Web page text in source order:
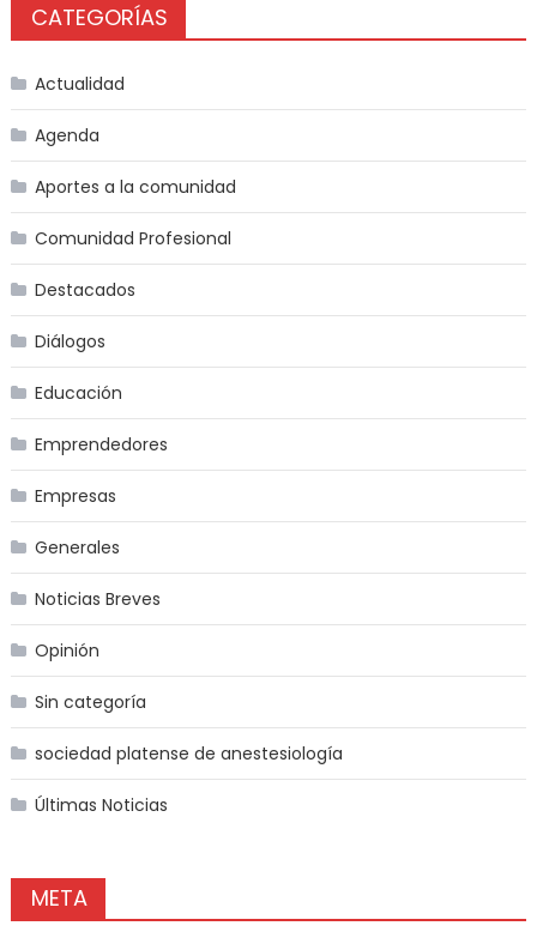
CATEGORÍAS
Actualidad
Agenda
Aportes a la comunidad
Comunidad Profesional
Destacados
Diálogos
Educación
Emprendedores
Empresas
Generales
Noticias Breves
Opinión
Sin categoría
sociedad platense de anestesiología
Últimas Noticias
META